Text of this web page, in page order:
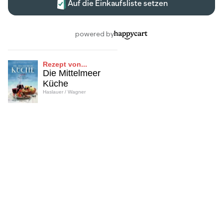
Rezept von...
Die Mittelmeer
Küche
Haslauer / Wagner